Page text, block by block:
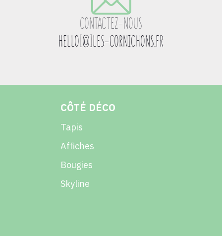
CONTACTEZ-NOUS
HELLO[@]LES-CORNICHONS.FR
CÔTÉ DÉCO
Tapis
Affiches
Bougies
Skyline